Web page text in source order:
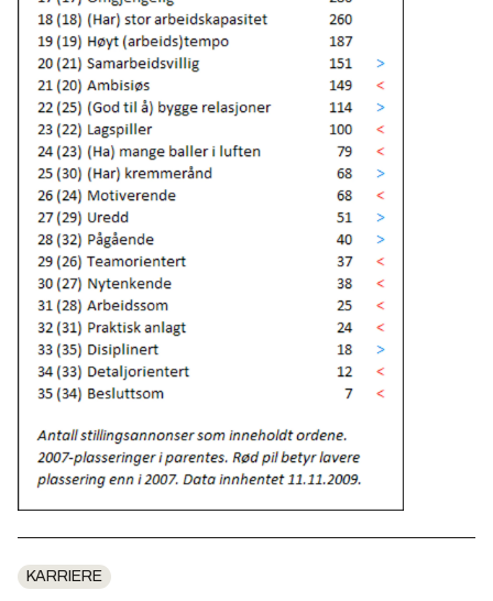
KARRIERE